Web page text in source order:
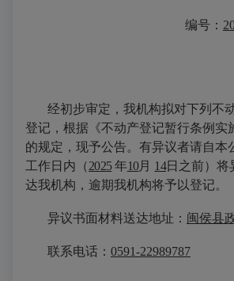
编号：
经初步审定，我机构拟对下列不
登记，根据《不动产登记暂行条例实
的规定，现予公告。有异议者请自本
工作日内（2025 年10月 14日之前）将
达我机构，逾期我机构将予以登记。
异议书面材料送达地址： 闽侯县
联系电话 ： 0591-22989787